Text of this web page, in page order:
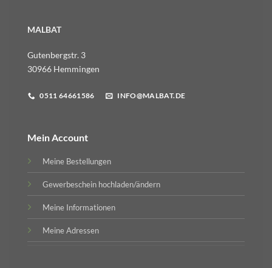
MALBAT
Gutenbergstr. 3
30966 Hemmingen
0511 64661586 INFO@MALBAT.DE
Mein Account
Meine Bestellungen
Gewerbeschein hochladen/ändern
Meine Informationen
Meine Adressen